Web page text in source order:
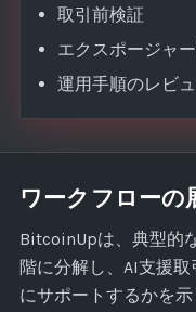
取引前検証
エクスポージャ
運用手順のレビ
ワークフローの
BitcoinUpは、典型的
階に分解し、AI支援
にサポートするかを